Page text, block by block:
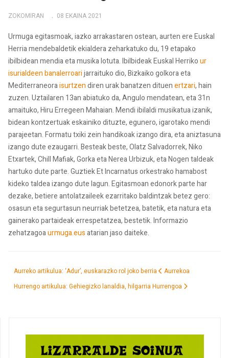
ZOKOMIRAN 08 EKAINA 2021
Urmuga egitasmoak, iazko arrakastaren ostean, aurten ere Euskal
Herria mendebaldetik ekialdera zeharkatuko du, 19 etapako
ibilbidean mendia eta musika lotuta. Ibilbideak Euskal Herrikour
isurialdeen banalerroarijarraituko dio, Bizkaiko golkora eta
Mediterraneoraisurtzendiren urak banatzen dituenertzari, hain
zuzen. Uztailaren 13an abiatuko da, Angulo mendatean, eta 31n
amaituko, Hiru Erregeen Mahaian. Mendi ibilaldi musikatua izanik,
bidean kontzertuak eskainiko dituzte, egunero, igarotako mendi
parajeetan. Formatu txiki zein handikoak izango dira, eta aniztasuna
izango dute ezaugarri. Besteak beste, Olatz Salvadorrek, Niko
Etxartek, Chill Mafiak, Gorka eta Nerea Urbizuk, eta Nogen taldeak
hartuko dute parte. Guztiek Et Incarnatus orkestrako hamabost
kideko taldea izango dute lagun. Egitasmoan edonork parte har
dezake, betiere antolatzaileek ezarritako baldintzak betez gero:
osasun eta segurtasun neurriak betetzea, batetik, eta natura eta
gainerako partaideak errespetatzea, bestetik. Informazio
zehatzagoaurmuga.eusatarian jaso daiteke.
Aurreko artikulua: ‘Adur’, euskarazko rol joko berria
Aurrekoa
Hurrengo artikulua: Gehiegizko lanaldia, hilgarria Hurrengoa